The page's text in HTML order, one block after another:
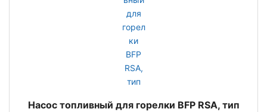
Насос топливный для горелки BFP RSA, тип